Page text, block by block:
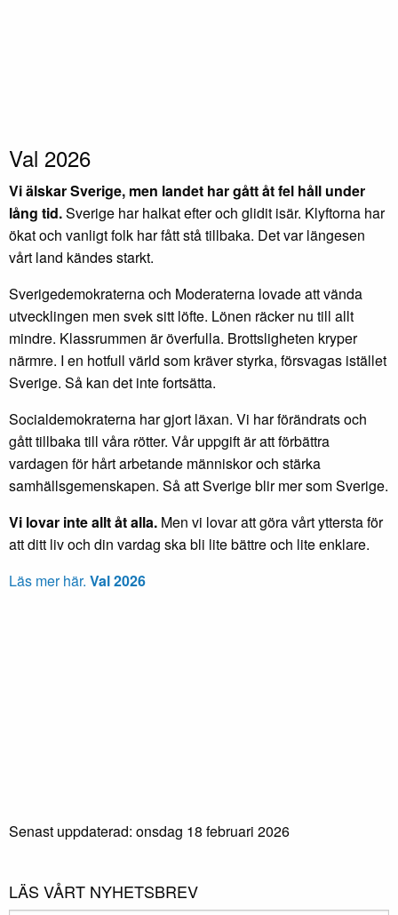
Val 2026
Vi älskar Sverige, men landet har gått åt fel håll under
lång tid.Sverige har halkat efter och glidit isär. Klyftorna har
ökat och vanligt folk har fått stå tillbaka. Det var längesen
vårt land kändes starkt.
Sverigedemokraterna och Moderaterna lovade att vända
utvecklingen men svek sitt löfte. Lönen räcker nu till allt
mindre. Klassrummen är överfulla. Brottsligheten kryper
närmre. I en hotfull värld som kräver styrka, försvagas istället
Sverige. Så kan det inte fortsätta.
Socialdemokraterna har gjort läxan. Vi har förändrats och
gått tillbaka till våra rötter. Vår uppgift är att förbättra
vardagen för hårt arbetande människor och stärka
samhällsgemenskapen. Så att Sverige blir mer som Sverige.
Vi lovar inte allt åt alla. Men vi lovar att göra vårt yttersta för
att ditt liv och din vardag ska bli lite bättre och lite enklare.
Läs mer här. Val 2026
Senast uppdaterad: onsdag 18 februari 2026
LÄS VÅRT NYHETSBREV